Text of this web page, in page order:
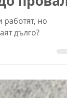
но
но
дълго?